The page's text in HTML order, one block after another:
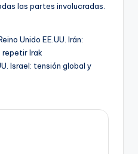
las partes involucradas.
Unido EE.UU. Irán:
repetir Irak
Israel: tensión global y